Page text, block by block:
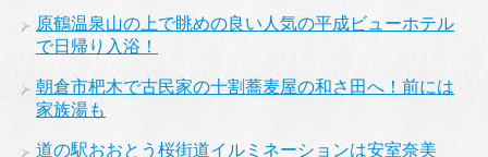
原鶴温泉山の上で眺めの良い人気の平成ビューホテル
で日帰り入浴！
朝倉市杷木で古民家の十割蕎麦屋の和さ田へ！前には
家族湯も
道の駅おおとう桜街道イルミネーションは安室奈美